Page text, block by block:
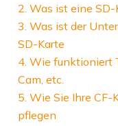
2. Was ist eine SD-
3. Was ist der
SD-Karte
4. Wie funktioniert
Cam, etc.
5. Wie Sie Ihre CF-
pflegen